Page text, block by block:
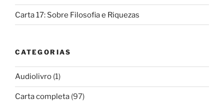
Carta 17: Sobre Filosofia e Riquezas
CATEGORIAS
Audiolivro (1)
Carta completa (97)